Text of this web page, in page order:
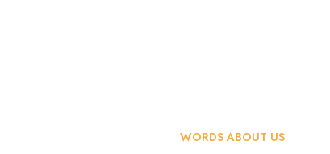
WORDS ABOUT US